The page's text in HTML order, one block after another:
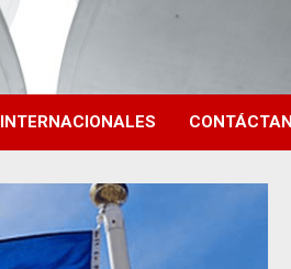
INTERNACIONALES